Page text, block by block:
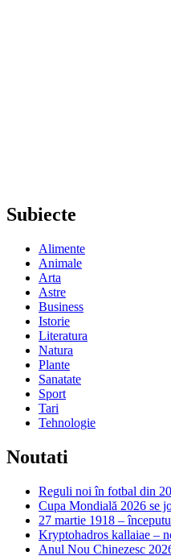
Subiecte
Alimente
Animale
Arta
Astre
Business
Istorie
Literatura
Natura
Plante
Sanatate
Sport
Tari
Tehnologie
Noutati
Reguli noi în fotbal din
Cupa Mondială 2026 se
27 martie 1918 –
Kryptohadros kallaiae –
Anul Nou Chinezesc